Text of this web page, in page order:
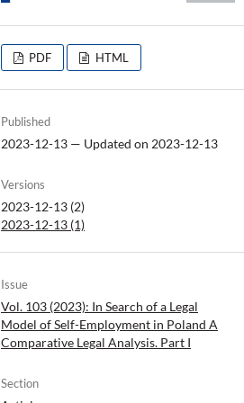
PDF HTML
Published
2023-12-13 — Updated on 2023-12-13
Versions
2023-12-13 (2)
2023-12-13 (1)
Issue
Vol. 103 (2023): In Search of a Legal
Model of Self-Employment in Poland A
Comparative Legal Analysis. Part I
Section